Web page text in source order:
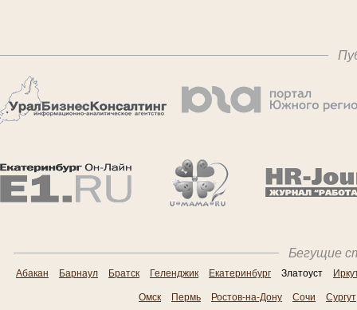
Бегущие
Абакан Барнаул Братск Геленджик Екатеринбург Златоуст
Омск Пермь Ростов-на-Дону Сочи Сургут